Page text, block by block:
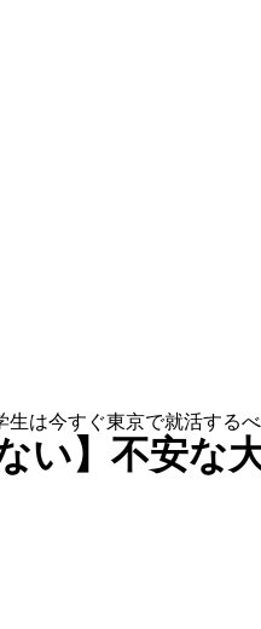
生は今すぐ東京で就活する
い】不安な